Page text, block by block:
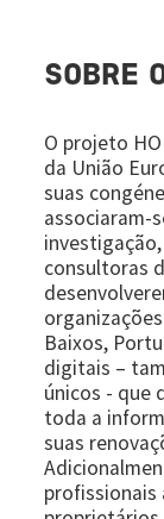
SOBRE
O projeto
da União
suas
associaram-
consultoras
Baixos,
digitais –
únicos - que
toda a
suas
profissionais